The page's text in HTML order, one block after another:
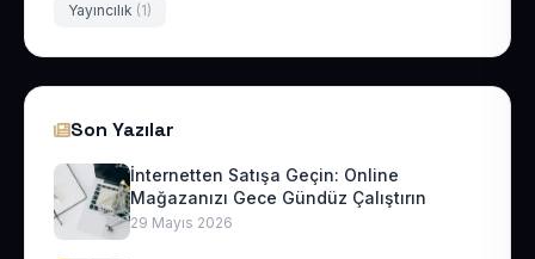
Yayıncılık (1)
Son Yazılar
İnternetten Satışa Geçin: Online
Mağazanızı Gece Gündüz Çalıştırın
29 Mayıs 2026